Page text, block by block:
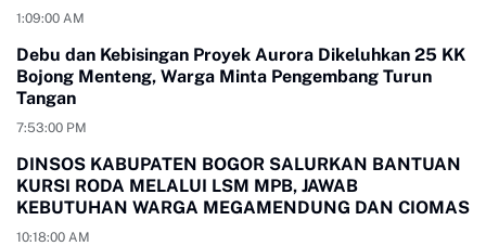
1:09:00 AM
Debu dan Kebisingan Proyek Aurora Dikeluhkan 25 KK
Bojong Menteng, Warga Minta Pengembang Turun
Tangan
7:53:00 PM
DINSOS KABUPATEN BOGOR SALURKAN BANTUAN
KURSI RODA MELALUI LSM MPB, JAWAB
KEBUTUHAN WARGA MEGAMENDUNG DAN CIOMAS
10:18:00 AM